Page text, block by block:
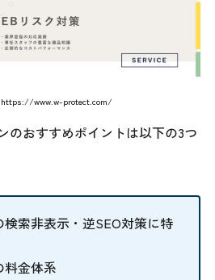
https://www.w-protect.com/
のおすすめポイントは以下の3つ
索非表示・逆SEO対策に特
料金体系